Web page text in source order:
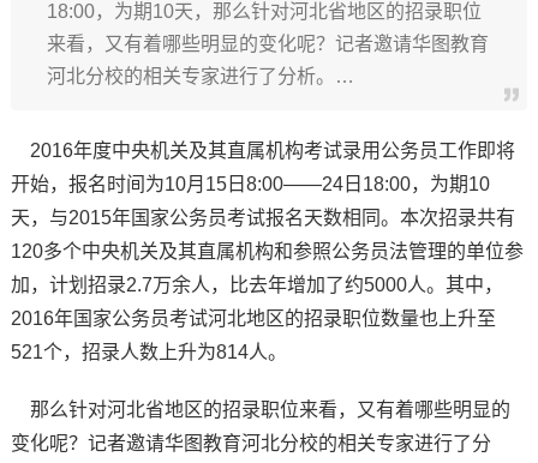
18:00，为期10天，那么针对河北省地区的招录职位
来看，又有着哪些明显的变化呢？记者邀请华图教育
河北分校的相关专家进行了分析。…
2016年度中央机关及其直属机构考试录用公务员工作即将
开始，报名时间为10月15日8:00——24日18:00，为期10
天，与2015年国家公务员考试报名天数相同。本次招录共有
120多个中央机关及其直属机构和参照公务员法管理的单位参
加，计划招录2.7万余人，比去年增加了约5000人。其中，
2016年国家公务员考试河北地区的招录职位数量也上升至
521个，招录人数上升为814人。
那么针对河北省地区的招录职位来看，又有着哪些明显的
变化呢？记者邀请华图教育河北分校的相关专家进行了分